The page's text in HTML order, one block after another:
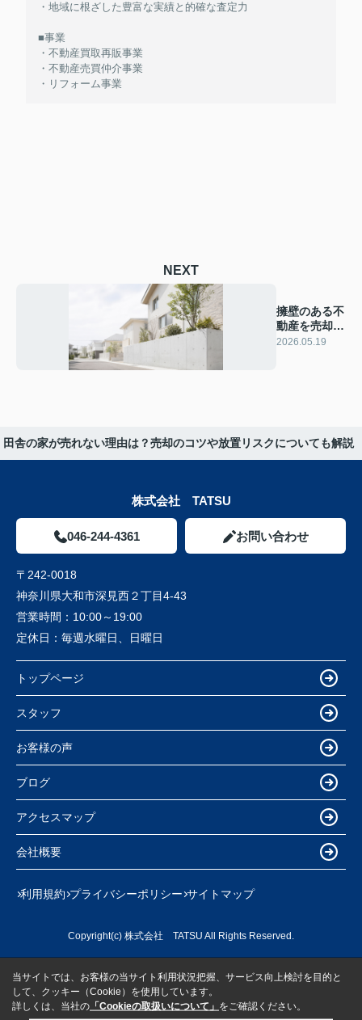
・地域に根ざした豊富な実績と的確な査定力
■事業
・不動産買取再販事業
・不動産売買仲介事業
・リフォーム事業
NEXT
擁壁のある不
動産を売却す
るには？敬遠
2026.05.19
田舎の家が売れない理由は？売却のコツや放置リスクについても解説
株式会社 TATSU
046-244-4361 お問い合わせ
〒242-0018
神奈川県大和市深見西２丁目4-43
営業時間： 10:00～19:00
定休日： 毎週水曜日、日曜日
トップページ
スタッフ
お客様の声
ブログ
アクセスマップ
会社概要
利用規約 プライバシーポリシー サイトマップ
Copyright(c) 株式会社 TATSU All Rights Reserved.
当サイトでは、お客様の当サイト利用状況把握、サービス向上検討を目的と
して、クッキー（Cookie）を使用しています。
詳しくは、当社の 「Cookieの取扱いについて」 をご確認ください。